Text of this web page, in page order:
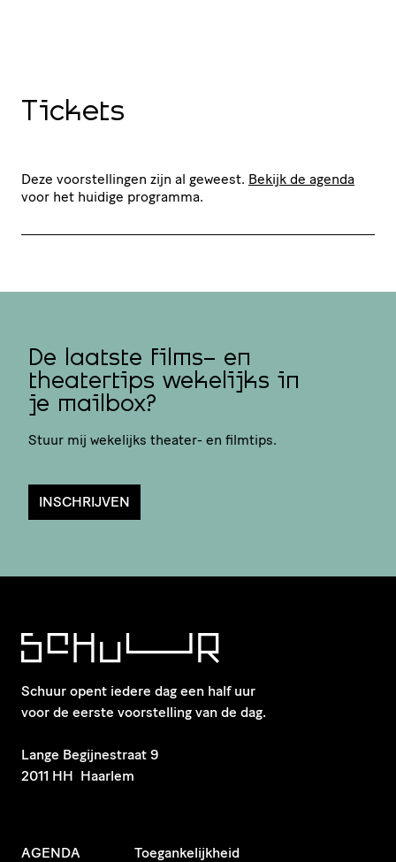
Tickets
Deze voorstellingen zijn al geweest. Bekijk de agenda
voor het huidige programma.
De laatste films- en
theatertips wekelijks in
je mailbox?
Stuur mij wekelijks theater- en filmtips.
INSCHRIJVEN
Schuur opent iedere dag een half uur
voor de eerste voorstelling van de dag.
​Lange Begijnestraat 9
2011 HH Haarlem
AGENDA
Toegankelijkheid